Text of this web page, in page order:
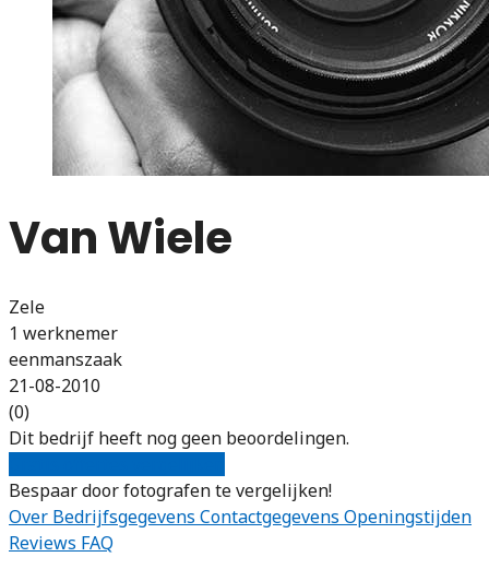
Van Wiele
Zele
1 werknemer
eenmanszaak
21-08-2010
(0)
Dit bedrijf heeft nog geen beoordelingen.
Bespaar door fotografen te vergelijken!
Over Bedrijfsgegevens Contactgegevens Openingstijden
Reviews FAQ